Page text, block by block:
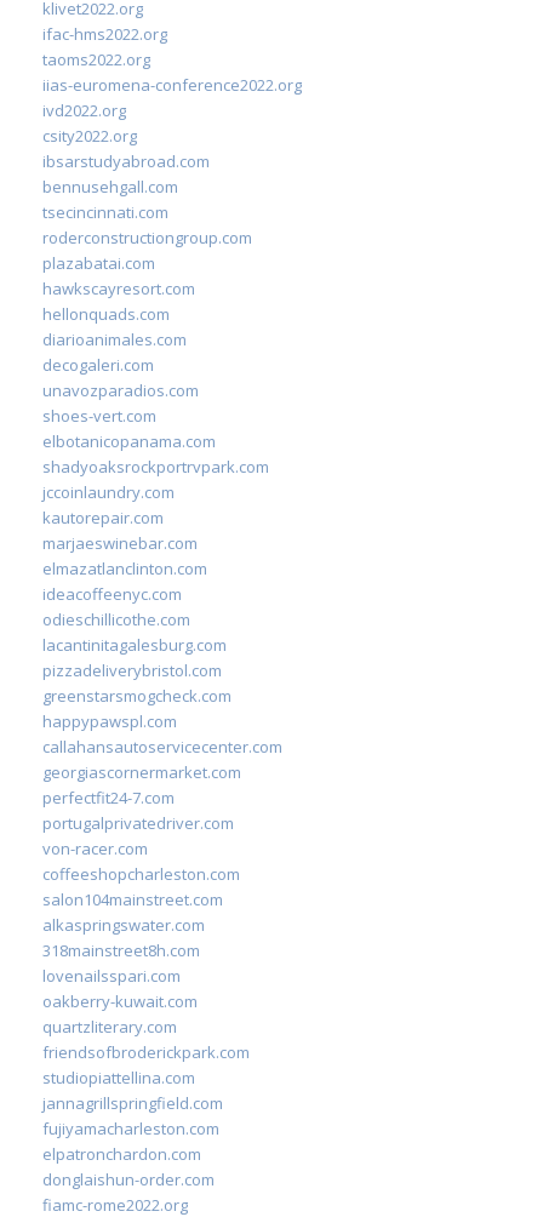
klivet2022.org
ifac-hms2022.org
taoms2022.org
iias-euromena-conference2022.org
ivd2022.org
csity2022.org
ibsarstudyabroad.com
bennusehgall.com
tsecincinnati.com
roderconstructiongroup.com
plazabatai.com
hawkscayresort.com
hellonquads.com
diarioanimales.com
decogaleri.com
unavozparadios.com
shoes-vert.com
elbotanicopanama.com
shadyoaksrockportrvpark.com
jccoinlaundry.com
kautorepair.com
marjaeswinebar.com
elmazatlanclinton.com
ideacoffeenyc.com
odieschillicothe.com
lacantinitagalesburg.com
pizzadeliverybristol.com
greenstarsmogcheck.com
happypawspl.com
callahansautoservicecenter.com
georgiascornermarket.com
perfectfit24-7.com
portugalprivatedriver.com
von-racer.com
coffeeshopcharleston.com
salon104mainstreet.com
alkaspringswater.com
318mainstreet8h.com
lovenailsspari.com
oakberry-kuwait.com
quartzliterary.com
friendsofbroderickpark.com
studiopiattellina.com
jannagrillspringfield.com
fujiyamacharleston.com
elpatronchardon.com
donglaishun-order.com
fiamc-rome2022.org